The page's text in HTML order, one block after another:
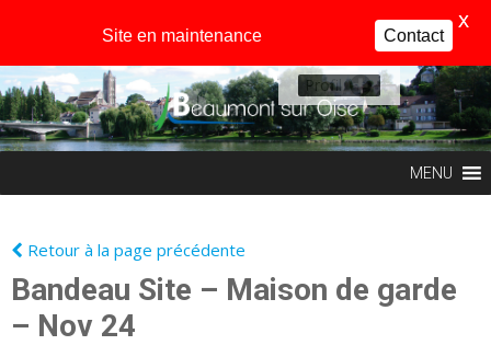
Profil
MENU
Retour à la page précédente
Bandeau Site – Maison de garde
– Nov 24
Site en maintenance Contact
X